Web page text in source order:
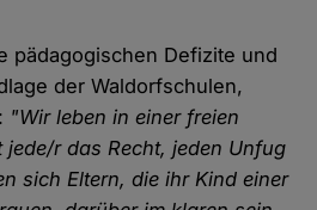
pädagogischen Defizite und
der Waldorfschulen,
"Wir leben in einer freien
jede/r das Recht, jeden Unfug
sich Eltern, die ihr Kind einer